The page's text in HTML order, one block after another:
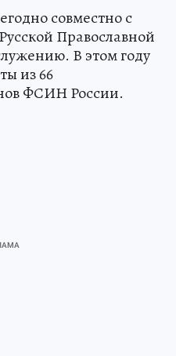
совместно с
Православной
В этом году
из 66
ФСИН России.